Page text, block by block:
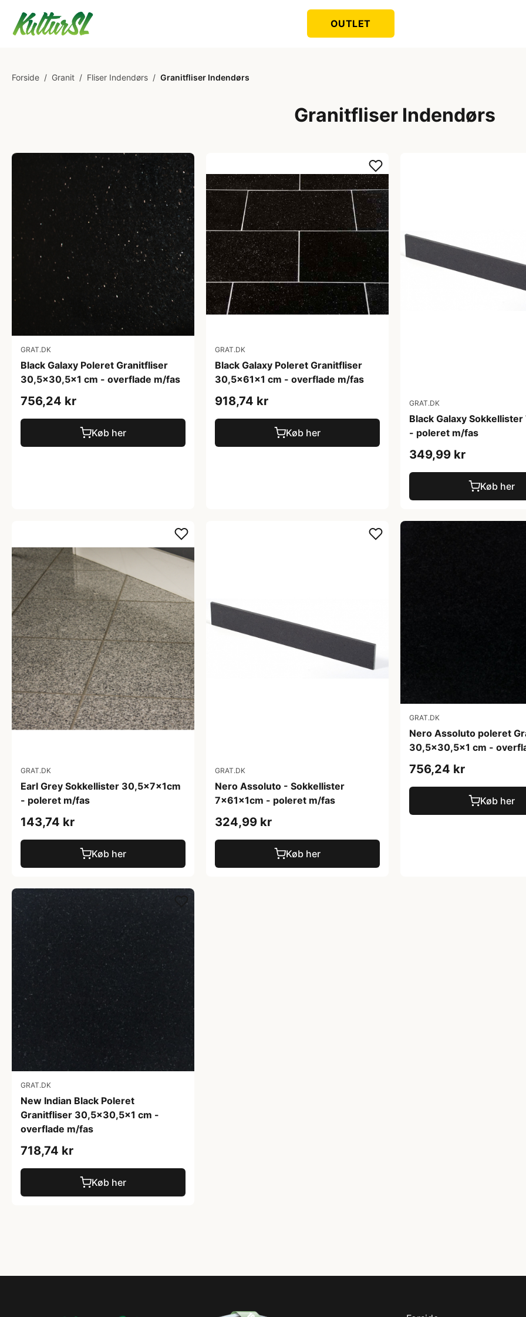
OUTLET
Forside / Granit / Fliser Indendørs / Granitfliser Indendørs
Granitfliser Indendørs
GRAT.DK
Black Galaxy Poleret Granitfliser
30,5x30,5x1 cm - overflade m/fas
756,24 kr
Køb her
GRAT.DK
Black Galaxy Poleret Granitfliser
30,5x61x1 cm - overflade m/fas
918,74 kr
Køb her
GRAT.DK
Black Galaxy
- poleret m/fas
349,99 kr
Køb her
GRAT.DK
Earl Grey Sokkellister 30,5x7x1cm
- poleret m/fas
143,74 kr
Køb her
GRAT.DK
Nero Assoluto - Sokkellister
7x61x1cm - poleret m/fas
324,99 kr
Køb her
GRAT.DK
Nero Assoluto poleret
30,5x30,5x1 cm -
756,24 kr
Køb her
GRAT.DK
New Indian Black Poleret
Granitfliser 30,5x30,5x1 cm -
overflade m/fas
718,74 kr
Køb her